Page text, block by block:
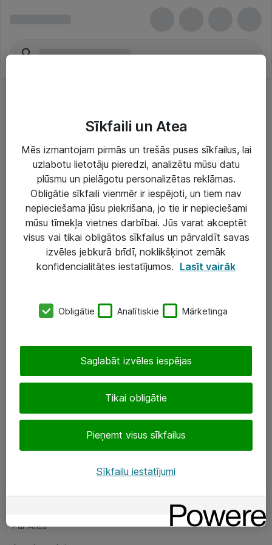
Risinājumi & Pakalpojumi
IT serviss un atbalsts
IT infrastruktūra
Darba vietu IT risinājumi
Serveri un datu centri
SIA „ATEA”
eShop@atea.lv
Sekojiet mums
Par Atea
Par Atea
Sīkfaili un Atea
Mēs izmantojam pirmās un trešās puses sīkfailus, lai
uzlabotu lietotāju pieredzi, analizētu mūsu datu
plūsmu un pielāgotu personalizētas reklāmas.
Obligātie sīkfaili vienmēr ir iespējoti, un tiem nav
nepieciešama jūsu piekrišana, jo tie ir nepieciešami
mūsu tīmekļa vietnes darbībai. Jūs varat akceptēt
visus vai tikai obligātos sīkfailus un pārvaldīt savas
izvēles jebkurā brīdī, noklikšķinot zemāk
konfidencialitātes iestatījumos. Lasīt vairāk
Obligātie Analītiskie Mārketinga
Tikai obligātie
Pieņemt visus sīkfailus
Saglabāt izvēles iespējas
Sīkfailu iestatījumi